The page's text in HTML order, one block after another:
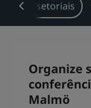
Park Plaza
Prize by Radisson
Acesse nosso
setoriais
Organize
Malmö